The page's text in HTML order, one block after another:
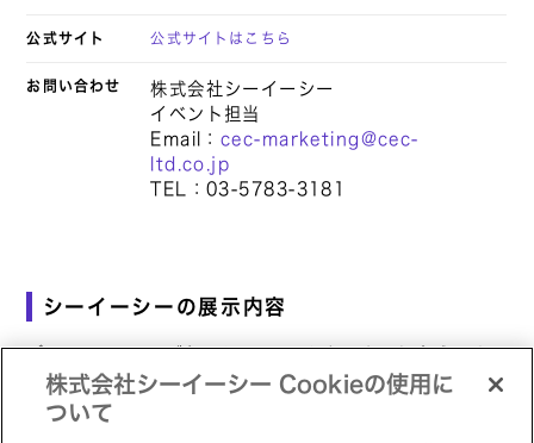
公式サイト 公式サイトはこちら
お問い合わせ
株式会社シーイーシー
イベント担当
Email： cec-marketing@cec-
ltd.co.jp
TEL：03-5783-3181
シーイーシーの展示内容
ブースでは、IBM製メインフレームをリホスト方式でオー
プン化したマイグレーション事例をご紹介します。
ぜひお立ち寄りください。
株式会社シーイーシー Cookieの使用に
ついて